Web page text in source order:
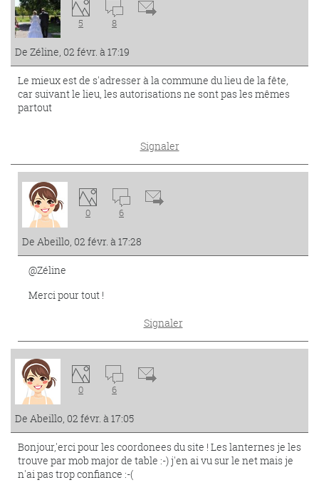
5 8
De Zéline, 02 févr. à 17:19
Le mieux est de s'adresser à la commune du lieu de la fête,
car suivant le lieu, les autorisations ne sont pas les mêmes
partout
Signaler
0 6
De Abeillo, 02 févr. à 17:28
@Zéline
Merci pour tout !
Signaler
0 6
De Abeillo, 02 févr. à 17:05
Bonjour,'erci pour les coordonees du site ! Les lanternes je les
trouve par mob major de table :-) j'en ai vu sur le net mais je
n'ai pas trop confiance :-(